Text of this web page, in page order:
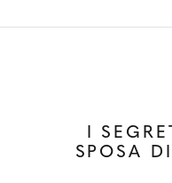
I
SPOSA